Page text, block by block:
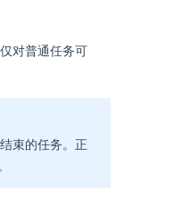
对普通任务可
束的任务。正